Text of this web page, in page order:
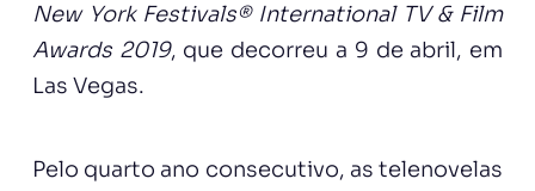
New York Festivals® International TV & Film
Awards 2019, que decorreu a 9 de abril, em
Las Vegas.
Pelo quarto ano consecutivo, as telenovelas